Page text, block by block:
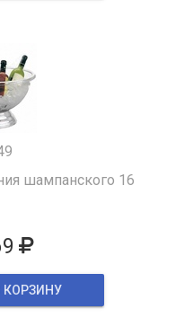
шампанского 16
КОРЗИНУ